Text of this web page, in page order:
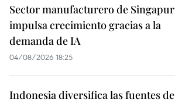
Sector manufacturero de Singapur
impulsa crecimiento gracias a la
demanda de IA
04/08/2026 18:25
Indonesia diversifica las fuentes de